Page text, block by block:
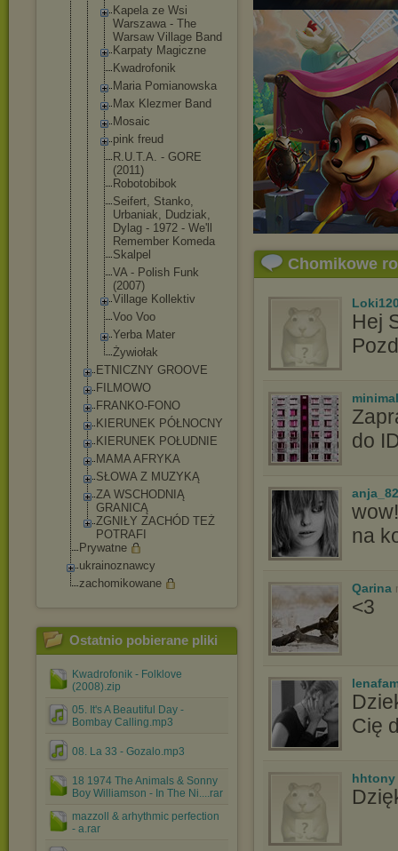
Kapela ze Wsi
Warszawa - The
Warsaw Village Band
Karpaty Magiczne
Kwadrofonik
Maria Pomianowska
Max Klezmer Band
Mosaic
pink freud
R.U.T.A. - GORE
(2011)
Robotobibok
Seifert, Stanko,
Urbaniak, Dudziak,
Dylag - 1972 - We'll
Remember Komeda
Skalpel
VA - Polish Funk
(2007)
Village Kollektiv
Voo Voo
Yerba Mater
Żywiołak
ETNICZNY GROOVE
FILMOWO
FRANKO-FONO
KIERUNEK PÓŁNOCNY
KIERUNEK POŁUDNIE
MAMA AFRYKA
SŁOWA Z MUZYKĄ
ZA WSCHODNIĄ
GRANICĄ
ZGNIŁY ZACHÓD TEŻ
POTRAFI
Prywatne
ukrainoznawcy
zachomikowane
Ostatnio pobierane pliki
Kwadrofonik - Folklove
(2008).zip
05. It's A Beautiful Day -
Bombay Calling.mp3
08. La 33 - Gozalo.mp3
18 1974 The Animals & Sonny
Boy Williamson - In The Ni....rar
mazzoll & arhythmic perfection
- a.rar
Chomikowe
Hej
do
anja_82
na
Qarina
<3
Cię
hhtony